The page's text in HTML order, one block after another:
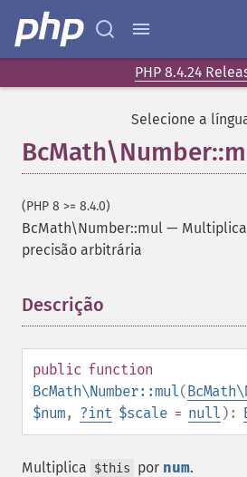
PHP 8.4.24
Selecione a
(PHP 8 >= 8.4.0)
BcMath\Number::mul —
precisão arbitrária
Descrição
public function
BcMath\Number::mul(
$num, ?int $scale = null ):
Multiplica $this por num.